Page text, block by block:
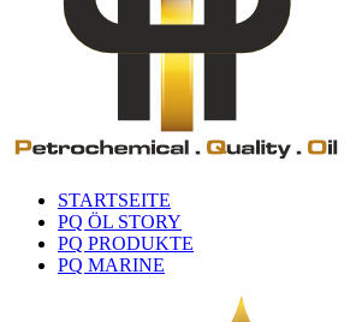
STARTSEITE
PQ ÖL STORY
PQ PRODUKTE
PQ MARINE